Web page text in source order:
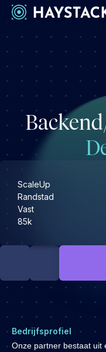
Werkgevers
Engineering &
Executive
Marketing
Operations &
Sales
Engineering &
Marketing
Product
ScaleUp
Randstad
Vast
85k
Bedrijfsprofiel
Onze partner bestaat uit